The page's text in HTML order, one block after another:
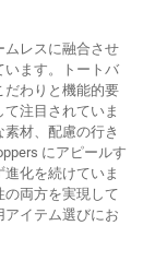
ムレスに融合させ
います。トートバ
だわりと機能的要
注目されていま
材、配慮の行き
にアピールす
化を続けていま
両方を実現して
イテム選びにお